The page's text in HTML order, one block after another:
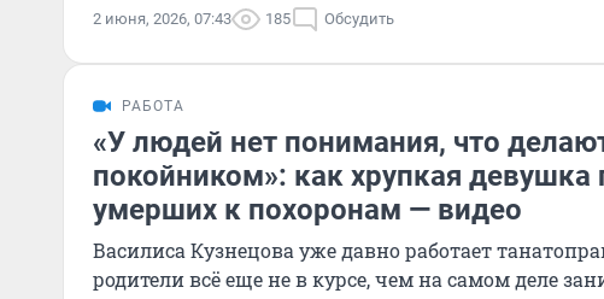
2 июня, 2026, 07:43 185 Обсудить
РАБОТА
«У людей нет понимания, что
покойником»: как хрупкая девушка
умерших к похоронам — видео
Василиса Кузнецова уже давно работает
родители всё еще не в курсе, чем на самом деле